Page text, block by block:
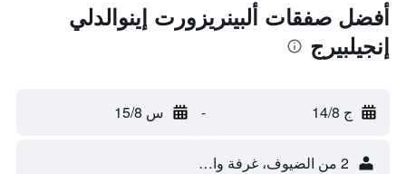
أفضل صفقات ألبينريزورت إينوالدلي
إنجيلبيرج
ج 14/8 - س 15/8
2 من الضيوف، غرفة واحدة